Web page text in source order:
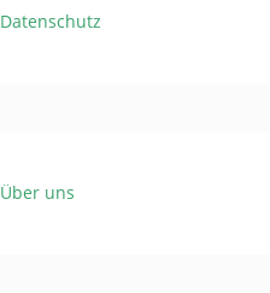
Datenschutz
Über uns